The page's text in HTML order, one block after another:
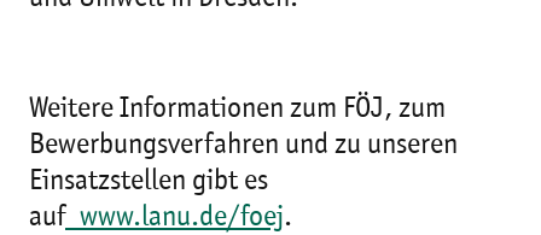
Weitere Informationen zum FÖJ, zum
Bewerbungsverfahren und zu unseren
Einsatzstellen gibt es
aufwww.lanu.de/foej.